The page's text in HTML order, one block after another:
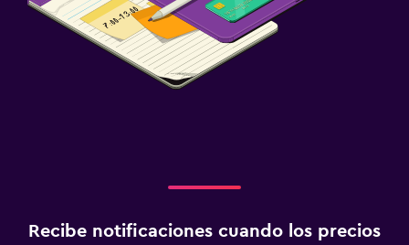
Recibe notificaciones cuando los precios